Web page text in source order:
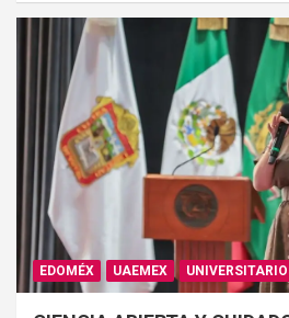
EDOMÉX UAEMEX